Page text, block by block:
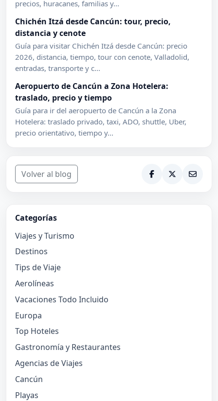
precios, huracanes, familias y...
Chichén Itzá desde Cancún: tour, precio,
distancia y cenote
Guía para visitar Chichén Itzá desde Cancún: precio
2026, distancia, tiempo, tour con cenote, Valladolid,
entradas, transporte y c...
Aeropuerto de Cancún a Zona Hotelera:
traslado, precio y tiempo
Guía para ir del aeropuerto de Cancún a la Zona
Hotelera: traslado privado, taxi, ADO, shuttle, Uber,
precio orientativo, tiempo y...
Volver al blog
Categorías
Viajes y Turismo
Destinos
Tips de Viaje
Aerolíneas
Vacaciones Todo Incluido
Europa
Top Hoteles
Gastronomía y Restaurantes
Agencias de Viajes
Cancún
Playas